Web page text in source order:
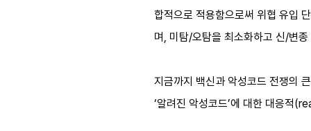
합적으로 적용함으로써 위협 유입
며, 미탐/오탐을 최소화하고 신/변
지금까지 백신과 악성코드 전쟁의
‘알려진 악성코드’에 대한 대응적